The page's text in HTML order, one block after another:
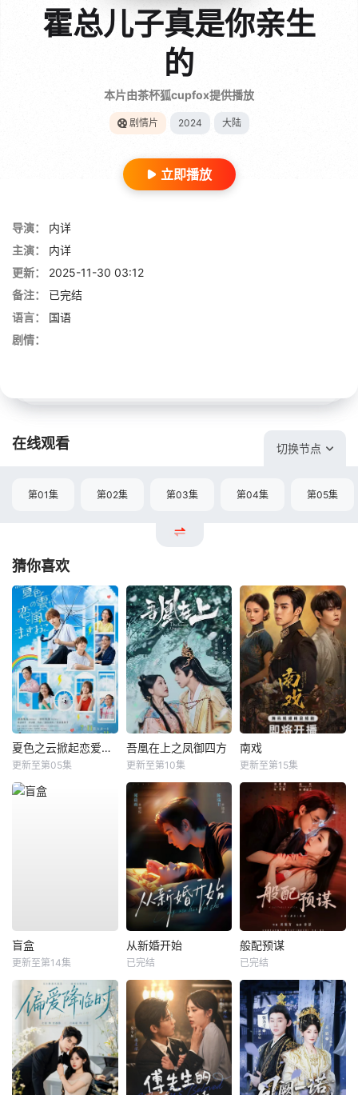
霍总儿子真是你亲生
的
本片由茶杯狐cupfox提供播放
剧情片 2024 大陆
立即播放
导演：
内详
主演：
内详
更新：
2025-11-30 03:12
备注：
已完结
语言：
国语
剧情：
在线观看 切换节点
第01集 第02集 第03集 第04集 第05集
猜你喜欢
夏色之云掀起恋爱与风暴
更新至第05集
吾凰在上之凤御四方
更新至第10集
南戏
更新至第15集
盲盒
更新至第14集
从新婚开始
已完结
般配预谋
已完结